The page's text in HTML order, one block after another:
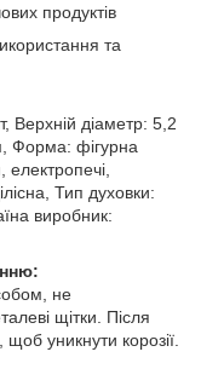
продуктів
та
Верхній діаметр: 5,2
Форма: фігурна
Тип духовки:
виробник:
не
щітки. Після
уникнути корозії.